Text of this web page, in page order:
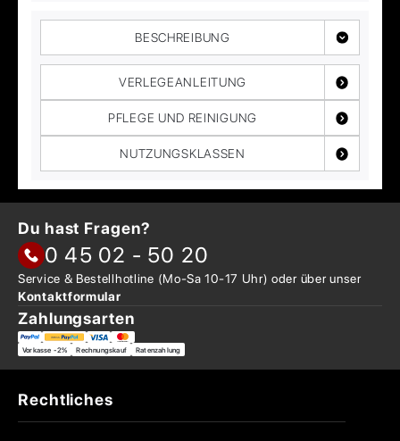
BESCHREIBUNG
VERLEGEANLEITUNG
PFLEGE UND REINIGUNG
NUTZUNGSKLASSEN
Du hast Fragen?
0 45 02 - 50 20
Service & Bestellhotline (Mo-Sa 10-17 Uhr) oder überunser
Kontaktformular
Zahlungsarten
Vorkasse -2% Rechnungskauf Ratenzahlung
Rechtliches